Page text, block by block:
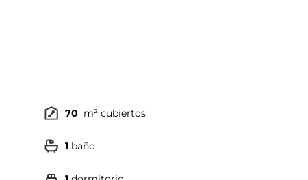
70 m² cubiertos
1 baño